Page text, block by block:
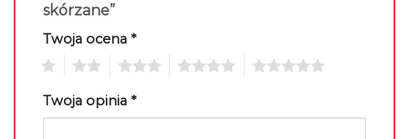
skórzane”
Twoja ocena *
Twoja opinia *